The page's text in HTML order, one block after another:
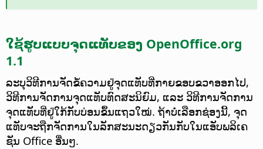
ໃຊ້ຮູບແບບຈຸດແທັບຂອງ OpenOffice.org
1.1
ລະບຸວິທີການຈັດຂໍ້ຄວາມຢູ່ຈຸດແທັບທີ່ກາຍຂອບຂວາອອກໄປ,
ວິທີການຈັດການຈຸດແທັບທົດສະນິຍົມ, ແລະ ວິທີການຈັດການ
ຈຸດແທັບທີ່ຢູ່ໃກ້ກັບບ່ອນຂຶ້ນແຖວໃໝ່. ຖ້າບໍ່ເລືອກຊ່ອງນີ້, ຈຸດ
ແທັບຈະຖືກຈັດການໃນລັກສະນະດຽວກັນກັບໃນແອັບພລິເຄ
ຊັນ Office ອື່ນໆ.